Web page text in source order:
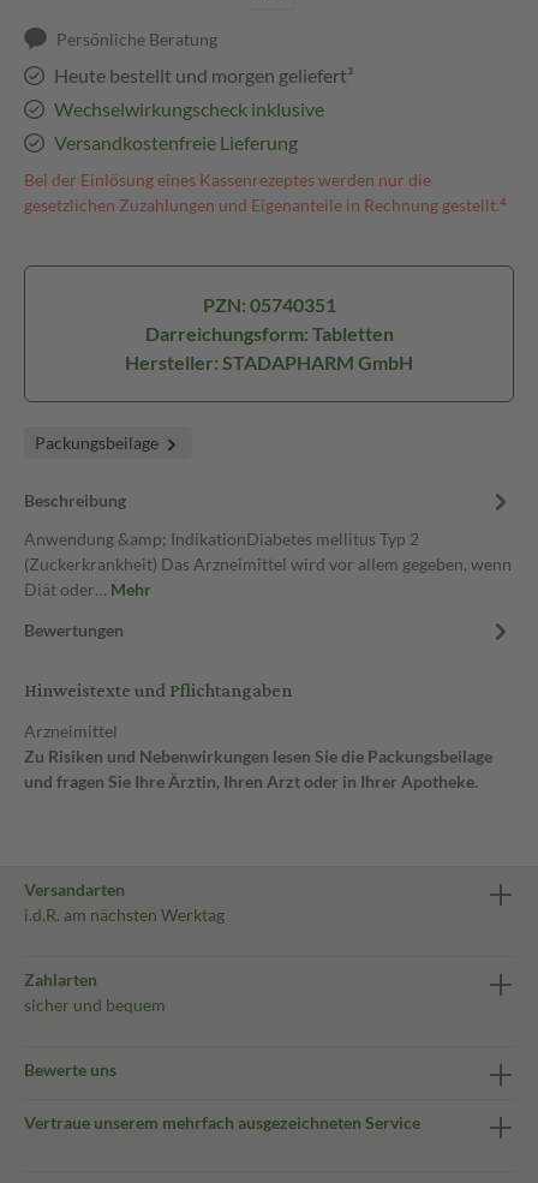
Persönliche Beratung
Heute bestellt und morgen geliefert³
Wechselwirkungscheck inklusive
Versandkostenfreie Lieferung
Bei der Einlösung eines Kassenrezeptes werden nur die
gesetzlichen Zuzahlungen und Eigenanteile in Rechnung gestellt.⁴
PZN: 05740351
Darreichungsform: Tabletten
Hersteller: STADAPHARM GmbH
Packungsbeilage
Beschreibung
Anwendung &amp; IndikationDiabetes mellitus Typ 2
(Zuckerkrankheit) Das Arzneimittel wird vor allem gegeben, wenn
Diät oder… Mehr
Bewertungen
Hinweistexte und Pflichtangaben
Arzneimittel
Zu Risiken und Nebenwirkungen lesen Sie die Packungsbeilage
und fragen Sie Ihre Ärztin, Ihren Arzt oder in Ihrer Apotheke.
Versandarten
i.d.R. am nächsten Werktag
Zahlarten
sicher und bequem
Bewerte uns
Vertraue unserem mehrfach ausgezeichneten Service